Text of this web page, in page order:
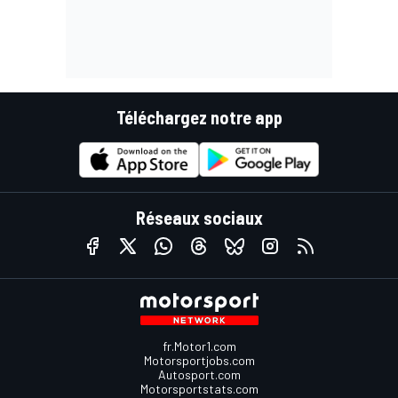
Téléchargez notre app
Réseaux sociaux
fr.Motor1.com
Motorsportjobs.com
Autosport.com
Motorsportstats.com